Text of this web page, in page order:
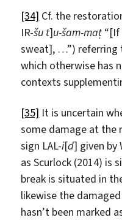
[34] Cf. the
IR-šu t]u-šam-maṭ
sweat], …”) referring
which otherwise has
contexts
[35] It is uncertain
some damage at the
sign LAL-i[d] given by
as Scurlock (2014) is
break is situated in
likewise the
hasn’t been marked